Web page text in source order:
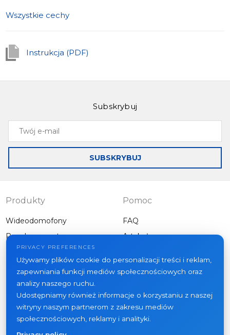
Wszystkie cechy
Instrukcja (PDF)
Subskrybuj
Twój
mail
SUBSKRYBUJ
Produkty
Wideodomofony
Panele zewnętrzne
Inny sprzęt
Pomoc
FAQ
Artykuły
Projekty
Aktualności
Kontakt
Gdzie kupić
PRIVACY PREFERENCES
Używamy plików cookie do personalizacji treści i reklam,
zapewniania funkcji mediów społecznościowych oraz
analizy naszego ruchu.
Udostępniamy również informacje o korzystaniu z naszej
witryny naszym partnerom z zakresu mediów
społecznościowych, reklamy i analityki.